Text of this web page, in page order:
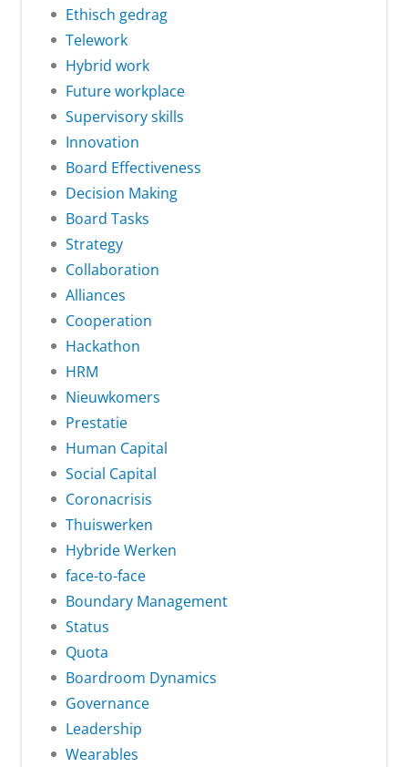
Ethisch gedrag
Telework
Hybrid work
Future workplace
Supervisory skills
Innovation
Board Effectiveness
Decision Making
Board Tasks
Strategy
Collaboration
Alliances
Cooperation
Hackathon
HRM
Nieuwkomers
Prestatie
Human Capital
Social Capital
Coronacrisis
Thuiswerken
Hybride Werken
face-to-face
Boundary Management
Status
Quota
Boardroom Dynamics
Governance
Leadership
Wearables